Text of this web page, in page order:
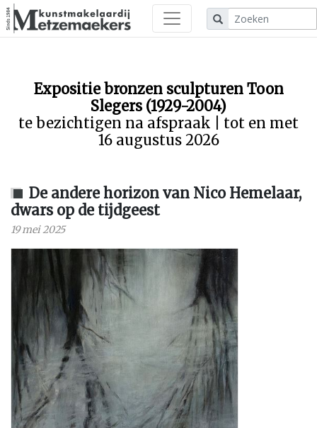
Expositie bronzen sculpturen Toon
Slegers (1929-2004)
te bezichtigen na afspraak | tot en met
16 augustus 2026
De andere horizon van Nico Hemelaar,
dwars op de tijdgeest
19 mei 2025